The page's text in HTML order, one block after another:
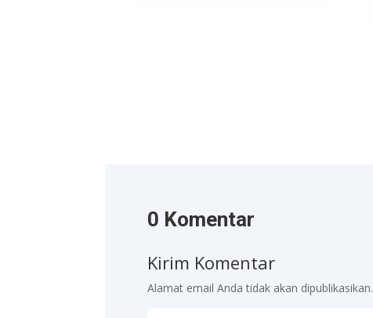
0 Komentar
Kirim Komentar
Alamat email Anda tidak akan dipublikasikan.